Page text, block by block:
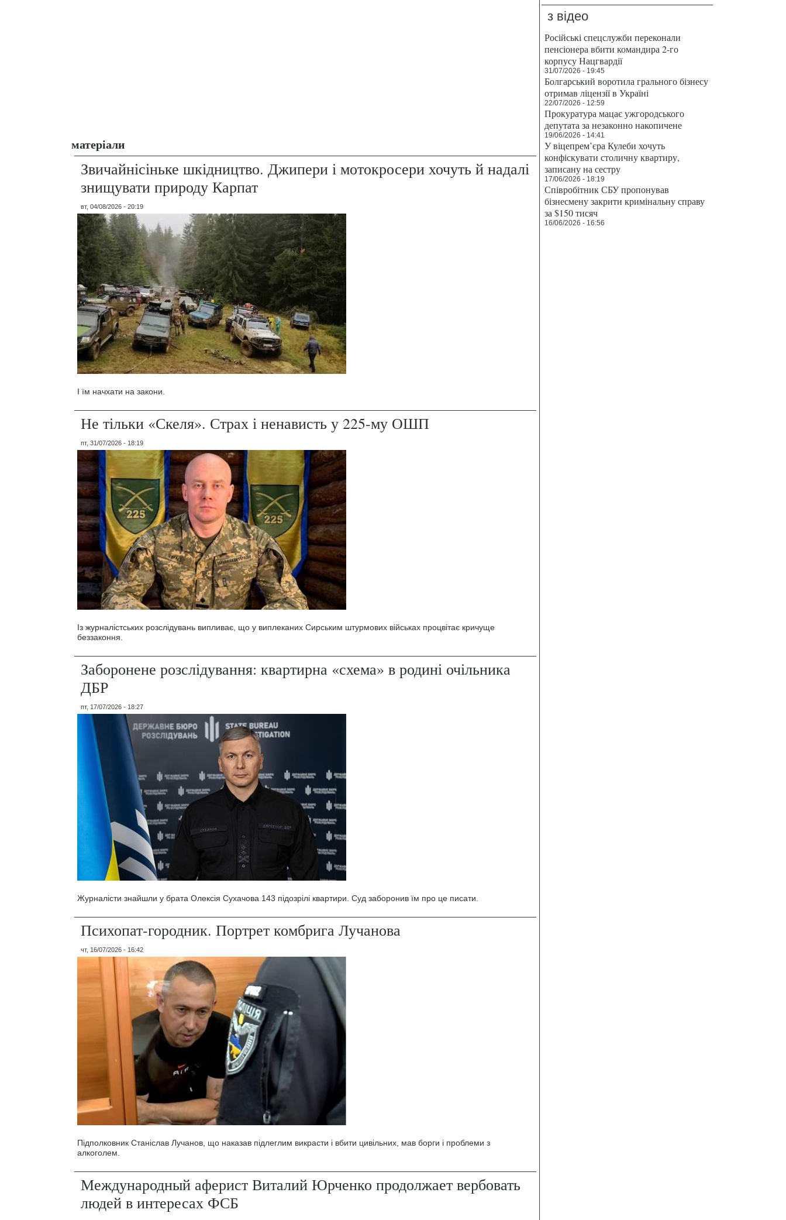
матеріали
Звичайнісіньке шкідництво. Джипери і мотокросери хочуть й надалі
знищувати природу Карпат
вт, 04/08/2026 - 20:19
І їм начхати на закони.
Не тільки «Скеля». Страх і ненависть у 225-му ОШП
пт, 31/07/2026 - 18:19
Із журналістських розслідувань випливає, що у виплеканих Сирським штурмових військах процвітає кричуще
беззаконня.
Заборонене розслідування: квартирна «схема» в родині очільника
ДБР
пт, 17/07/2026 - 18:27
Журналісти знайшли у брата Олексія Сухачова 143 підозрілі квартири. Суд заборонив їм про це писати.
Психопат-городник. Портрет комбрига Лучанова
чт, 16/07/2026 - 16:42
Підполковник Станіслав Лучанов, що наказав підлеглим викрасти і вбити цивільних, мав борги і проблеми з
алкоголем.
Международный аферист Виталий Юрченко продолжает вербовать
людей в интересах ФСБ
з відео
Російські спецслужби переконали
пенсіонера вбити командира 2-го
корпусу Нацгвардії
31/07/2026 - 19:45
Болгарський воротила грального бізнесу
отримав ліцензії в Україні
22/07/2026 - 12:59
Прокуратура мацає ужгородського
депутата за незаконно накопичене
19/06/2026 - 14:41
У віцепрем’єра Кулеби хочуть
конфіскувати столичну квартиру,
записану на сестру
17/06/2026 - 18:19
Співробітник СБУ пропонував
бізнесмену закрити кримінальну справу
за $150 тисяч
16/06/2026 - 16:56